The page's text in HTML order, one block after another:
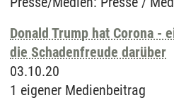
Donald Trump hat Corona -
die Schadenfreude darüber
03.10.20
1 eigener Medienbeitrag